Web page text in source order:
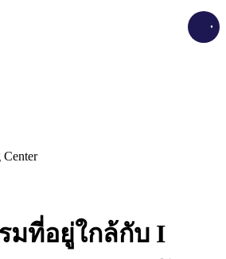
Center
มที่อยู่ใกล้กับ I